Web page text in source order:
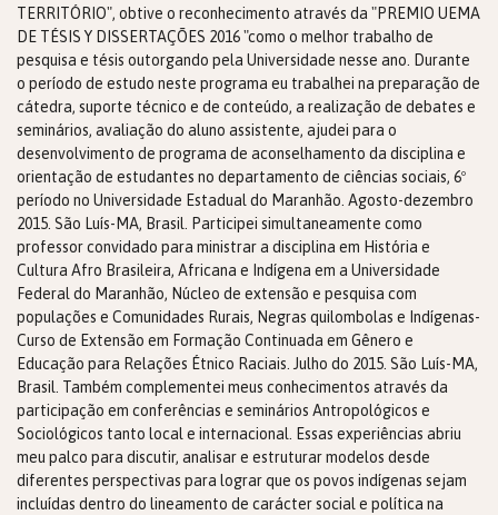
TERRITÓRIO", obtive o reconhecimento através da "PREMIO UEMA
DE TÉSIS Y DISSERTAÇÕES 2016 "como o melhor trabalho de
pesquisa e tésis outorgando pela Universidade nesse ano. Durante
o período de estudo neste programa eu trabalhei na preparação de
cátedra, suporte técnico e de conteúdo, a realização de debates e
seminários, avaliação do aluno assistente, ajudei para o
desenvolvimento de programa de aconselhamento da disciplina e
orientação de estudantes no departamento de ciências sociais, 6º
período no Universidade Estadual do Maranhão. Agosto-dezembro
2015. São Luís-MA, Brasil. Participei simultaneamente como
professor convidado para ministrar a disciplina em História e
Cultura Afro Brasileira, Africana e Indígena em a Universidade
Federal do Maranhão, Núcleo de extensão e pesquisa com
populações e Comunidades Rurais, Negras quilombolas e Indígenas-
Curso de Extensão em Formação Continuada em Gênero e
Educação para Relações Étnico Raciais. Julho do 2015. São Luís-MA,
Brasil. Também complementei meus conhecimentos através da
participação em conferências e seminários Antropológicos e
Sociológicos tanto local e internacional. Essas experiências abriu
meu palco para discutir, analisar e estruturar modelos desde
diferentes perspectivas para lograr que os povos indígenas sejam
incluídas dentro do lineamento de carácter social e política na